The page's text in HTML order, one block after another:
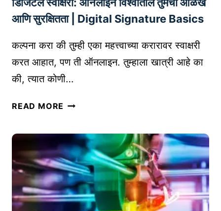
श्ले
ष
(
P
D
U
I
N
E
S
S
A
म
त्त्व
णि
प
ती
डिजिटल स्वाक्षरी: ऑनलाइन विश्वातील तुमची ओळख
आणि सुरक्षितता | Digital Signature Basics
कल्पना करा की तुम्ही एका महत्त्वाच्या करारावर स्वाक्षरी
करत आहात, पण ती ऑनलाइन. तुम्हाला खात्री आहे का
की, त्यात कोणी…
READ MORE डि
ल
स्वा
क्ष
री
: